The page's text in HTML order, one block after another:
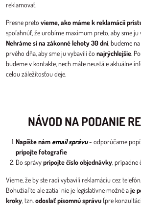
reklamovať.
Presne preto vieme, ako máme k reklamácii
spoľahnúť, že urobíme maximum preto, aby sme ju
Nehráme si na zákonné lehoty 30 dní, budeme
prvého dňa, aby sme ju vybavili čo najrýchlejšie .
budeme v kontakte, nech máte neustále aktuálne
celou záležitosťou deje.
NÁVOD NA PODANIE
Napíšte nám email správu- odporúčame
pripojte fotografie
Do správypripojte číslo objednávky ,
Vieme, že by ste radi vybavili reklamáciu cez
Bohužiaľ to ale zatiaľ nie je legislatívne možné aje
kroky , tzn. odoslať písomnú správu(pre